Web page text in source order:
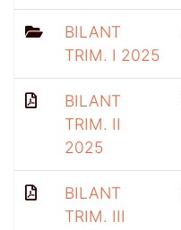
BILANT
TRIM. I 2025
BILANT
TRIM. II
2025
BILANT
TRIM. III